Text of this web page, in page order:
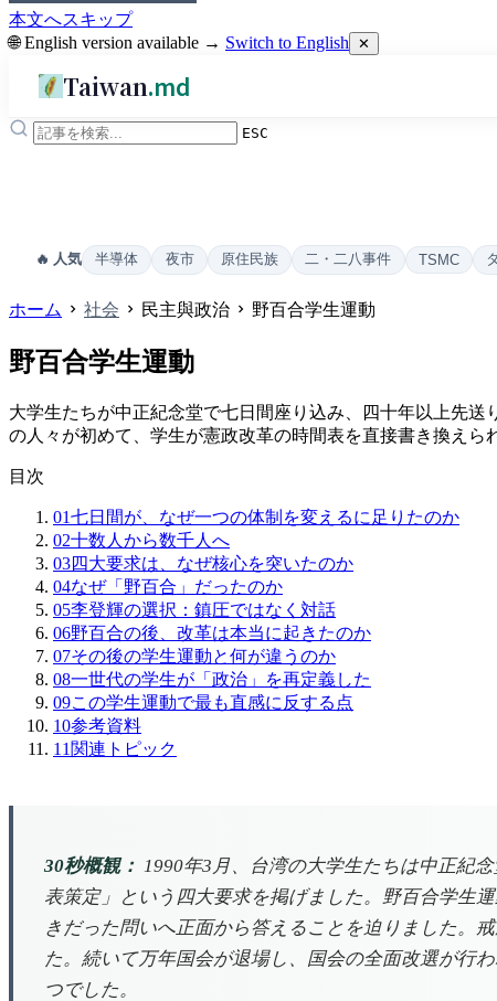
本文へスキップ
🌐 English version available → Switch to English ✕
Taiwan.md
ESC
🔥 人気 半導体 夜市 原住民族 二・二八事件 TSMC
ホーム 社会 民主與政治 野百合学生運動
野百合学生運動
大学生たちが中正紀念堂で七日間座り込み、四十年以上先
の人々が初めて、学生が憲政改革の時間表を直接書き換えら
目次
01七日間が、なぜ一つの体制を変えるに足りたのか
02十数人から数千人へ
03四大要求は、なぜ核心を突いたのか
04なぜ「野百合」だったのか
05李登輝の選択：鎮圧ではなく対話
06野百合の後、改革は本当に起きたのか
07その後の学生運動と何が違うのか
08一世代の学生が「政治」を再定義した
09この学生運動で最も直感に反する点
10参考資料
11 関連トピック
30秒概観： 1990年3月、台湾の大学生たちは中正紀
表策定」という四大要求を掲げました。野百合学生
きだった問いへ正面から答えることを迫りました。
た。続いて万年国会が退場し、国会の全面改選が行
つでした。